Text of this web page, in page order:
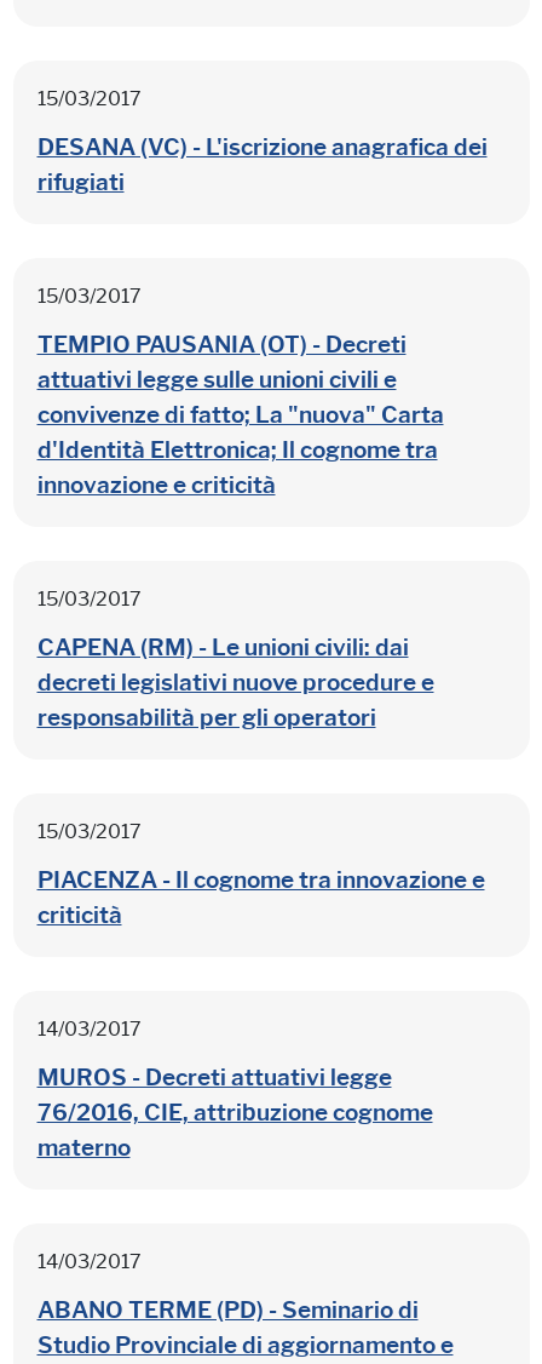
15/03/2017
DESANA (VC) - L'iscrizione anagrafica dei
rifugiati
15/03/2017
TEMPIO PAUSANIA (OT) - Decreti
attuativi legge sulle unioni civili e
convivenze di fatto; La "nuova" Carta
d'Identità Elettronica; Il cognome tra
innovazione e criticità
15/03/2017
CAPENA (RM) - Le unioni civili: dai
decreti legislativi nuove procedure e
responsabilità per gli operatori
15/03/2017
PIACENZA - Il cognome tra innovazione e
criticità
14/03/2017
MUROS - Decreti attuativi legge
76/2016, CIE, attribuzione cognome
materno
14/03/2017
ABANO TERME (PD) - Seminario di
Studio Provinciale di aggiornamento e